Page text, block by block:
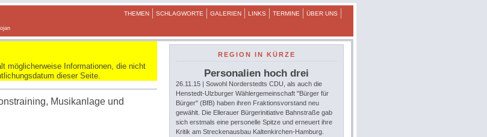
THEMEN SCHLAGWORTE GALERIEN LINKS TERMINE ÜBER UNS
möglicherweise Informationen, die nicht
dieser Seite.
Musikanlage und
REGION IN KÜRZE
Personalien hoch drei
26.11.15 | Sowohl Norderstedts CDU, als auch die
Henstedt-Ulzburger Wählergemeinschaft "Bürger für
Bürger" (BfB) haben ihren Fraktionsvorstand neu
gewählt. Die Ellerauer Bürgerinitiative Bahnstraße gab
sich erstmals eine personelle Spitze und erneuert ihre
Kritik am Streckenausbau Kaltenkirchen-Hamburg.